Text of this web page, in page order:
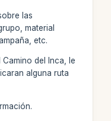
las
material
etc.
del Inca, le
alguna ruta